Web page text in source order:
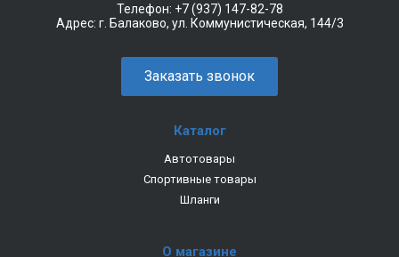
Телефон: +7 (937) 147-82-78
Адрес: г. Балаково, ул. Коммунистическая, 144/3
Заказать звонок
Каталог
Автотовары
Спортивные товары
Шланги
О магазине